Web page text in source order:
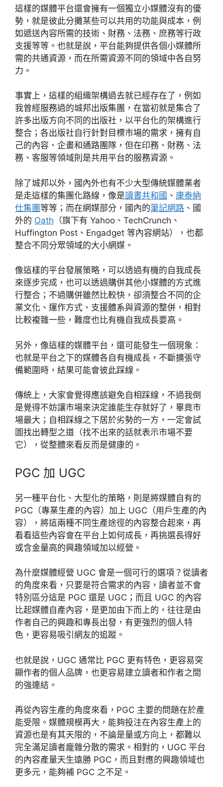
這樣的媒體平台還會擁有一個獨立小媒體沒有的優
勢，就是彼此分攤某些可以共用的功能與成本，例
如遞送內容所需的技術、財務、法務、庶務等行政
支援等等。也就是說，平台能夠提供各個小媒體所
需的共通資源，而在所需資源不同的領域中各自努
力。
事實上，這樣的組織架構過去就已經存在了，例如
我曾經服務過的城邦出版集團，在當初就是集合了
許多出版方向不同的出版社，以平台化的架構進行
整合；各出版社自行針對目標市場的需求，擁有自
己的內容、企畫和通路團隊，但在印務、財務、法
務、客服等領域則是共用平台的服務資源。
除了城邦以外，國內外也有不少大型傳統媒體業者
是走這樣的集團化路線，像是讀書共和國 、 康泰納
仕集團等等；而在網媒部分，國內的筆記網路 、國
外的 Oath （旗下有 Yahoo、TechCrunch、
Huffington Post、Engadget 等內容網站），也都
整合不同分眾領域的大小網媒。
像這樣的平台發展策略，可以透過有機的自我成長
來逐步完成，也可以透過購併其他小媒體的方式進
行整合；不過購併雖然比較快，卻須整合不同的企
業文化、運作方式、支援體系與資源的整併，相對
比較複雜一些，難度也比有機自我成長要高。
另外，像這樣的媒體平台，還可能發生一個現象：
也就是平台之下的媒體各自有機成長，不斷擴張守
備範圍時，結果可能會彼此踩線。
傳統上，大家會覺得應該避免自相踩線，不過我倒
是覺得不妨讓市場來決定誰能生存就好了，畢竟市
場最大；自相踩線之下居於劣勢的一方，一定會試
圖找出轉型之道（找不出來的話就表示市場不要
它），從整體來看反而是健康的。
PGC 加 UGC
另一種平台化、大型化的策略，則是將媒體自有的
PGC（專業生產的內容）加上 UGC（用戶生產的內
容），將這兩種不同生產途徑的內容整合起來，再
看看這些內容會在平台上如何成長，再挑選長得好
或含金量高的興趣領域加以經營。
為什麼媒體經營 UGC 會是一個可行的選項？從讀者
的角度來看，只要是符合需求的內容，讀者並不會
特別區分這是 PGC 還是 UGC；而且 UGC 的內容
比起媒體自產內容，是更加由下而上的，往往是由
作者自己的興趣和專長出發，有更強烈的個人特
色，更容易吸引網友的追蹤。
也就是說，UGC 通常比 PGC 更有特色，更容易突
顯作者的個人品牌，也更容易建立讀者和作者之間
的強連結。
再從內容生產的角度來看，PGC 主要的問題在於產
能受限。媒體規模再大，能夠投注在內容生產上的
資源也是有其天限的，不論是量或方向上，都難以
完全滿足讀者龐雜分散的需求。相對的，UGC 平台
的內容產量天生遠勝 PGC，而且對應的興趣領域也
更多元，能夠補 PGC 之不足。